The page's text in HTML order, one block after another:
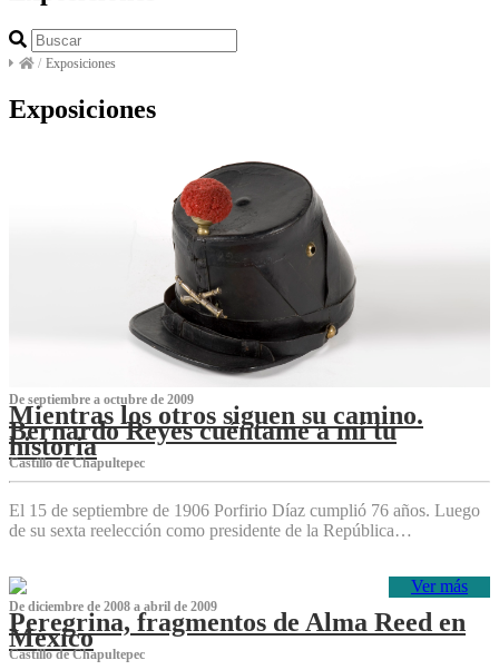
/ Exposiciones
Exposiciones
De septiembre a octubre de 2009
Mientras los otros siguen su camino.
Bernardo Reyes cuéntame a mí tu
historia
Castillo de Chapultepec
El 15 de septiembre de 1906 Porfirio Díaz cumplió 76 años. Luego
de su sexta reelección como presidente de la República…
Ver más
De diciembre de 2008 a abril de 2009
Peregrina, fragmentos de Alma Reed en
México
Castillo de Chapultepec